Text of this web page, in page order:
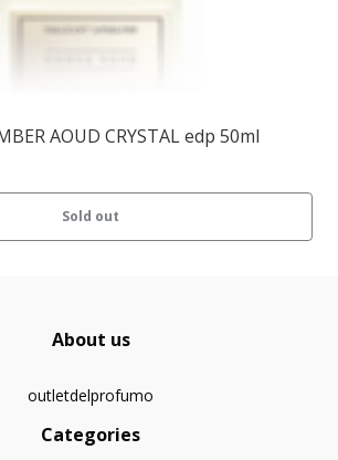
AOUD CRYSTAL edp 50ml
Sold out
About us
outletdelprofumo
Categories